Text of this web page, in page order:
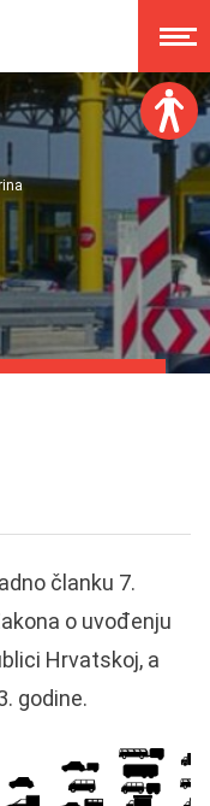
Veličina fonta:
A A A
Disleksija:
Kontrast:
članku 7.
o uvođenju
Hrvatskoj, a
godine.